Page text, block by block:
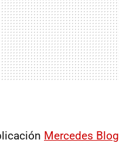
Mercedes Blog